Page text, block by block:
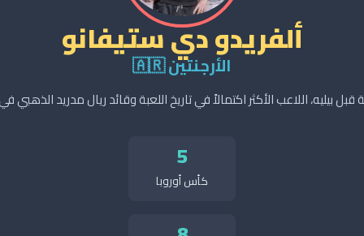
ألفريدو دي ستيفانو
الأرجنتين 🇦🇷
بيليه، اللاعب الأكثر اكتمالاً في تاريخ اللعبة وقائد ريال مدريد الذهبي
5
كأس أوروبا